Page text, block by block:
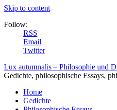
Skip to content
Follow:
RSS
Email
Twitter
Lux autumnalis – Philosophie und
Gedichte, philosophische Essays,
Home
Gedichte